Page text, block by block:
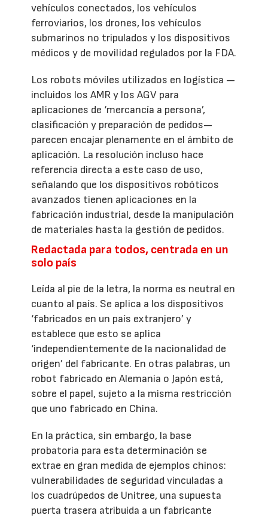
vehículos conectados, los vehículos
ferroviarios, los drones, los vehículos
submarinos no tripulados y los dispositivos
médicos y de movilidad regulados por la FDA.
Los robots móviles utilizados en logística —
incluidos los AMR y los AGV para
aplicaciones de ‘mercancía a persona’,
clasificación y preparación de pedidos—
parecen encajar plenamente en el ámbito de
aplicación. La resolución incluso hace
referencia directa a este caso de uso,
señalando que los dispositivos robóticos
avanzados tienen aplicaciones en la
fabricación industrial, desde la manipulación
de materiales hasta la gestión de pedidos.
Redactada para todos, centrada en un
solo país
Leída al pie de la letra, la norma es neutral en
cuanto al país. Se aplica a los dispositivos
‘fabricados en un país extranjero’ y
establece que esto se aplica
‘independientemente de la nacionalidad de
origen’ del fabricante. En otras palabras, un
robot fabricado en Alemania o Japón está,
sobre el papel, sujeto a la misma restricción
que uno fabricado en China.
En la práctica, sin embargo, la base
probatoria para esta determinación se
extrae en gran medida de ejemplos chinos:
vulnerabilidades de seguridad vinculadas a
los cuadrúpedos de Unitree, una supuesta
puerta trasera atribuida a un fabricante